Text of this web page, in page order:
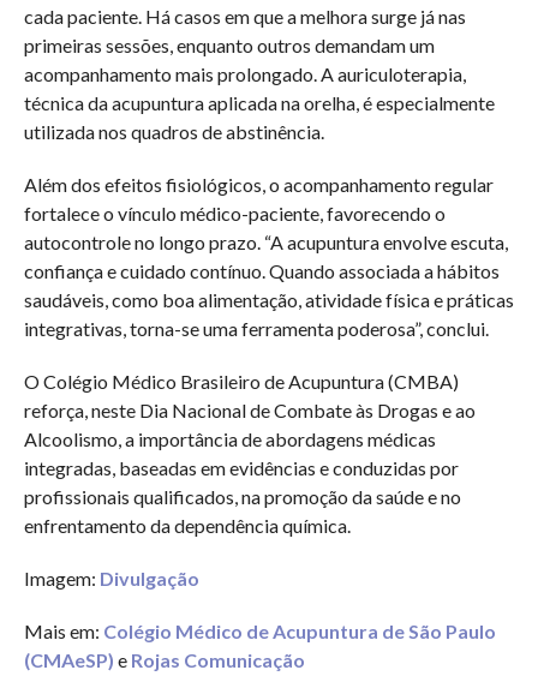
cada paciente. Há casos em que a melhora surge já nas
primeiras sessões, enquanto outros demandam um
acompanhamento mais prolongado. A auriculoterapia,
técnica da acupuntura aplicada na orelha, é especialmente
utilizada nos quadros de abstinência.
Além dos efeitos fisiológicos, o acompanhamento regular
fortalece o vínculo médico-paciente, favorecendo o
autocontrole no longo prazo. “A acupuntura envolve escuta,
confiança e cuidado contínuo. Quando associada a hábitos
saudáveis, como boa alimentação, atividade física e práticas
integrativas, torna-se uma ferramenta poderosa”, conclui.
O Colégio Médico Brasileiro de Acupuntura (CMBA)
reforça, neste Dia Nacional de Combate às Drogas e ao
Alcoolismo, a importância de abordagens médicas
integradas, baseadas em evidências e conduzidas por
profissionais qualificados, na promoção da saúde e no
enfrentamento da dependência química.
Imagem: Divulgação
Mais em: Colégio Médico de Acupuntura de São Paulo
(CMAeSP) e Rojas Comunicação